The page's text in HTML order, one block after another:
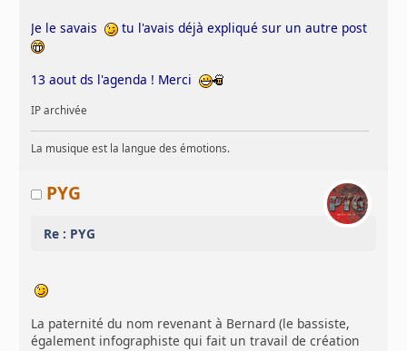
Je le savais tu l'avais déjà expliqué sur un autre post
13 aout ds l'agenda ! Merci
IP archivée
La musique est la langue des émotions.
PYG
Re : PYG
La paternité du nom revenant à Bernard (le bassiste,
également infographiste qui fait un travail de création